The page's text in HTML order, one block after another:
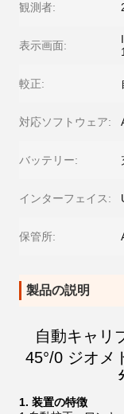
観測者:
表示画面:
較正:
対応ソフトウェア:
バッテリー:
インターフェイス:
保管所:
製品の説明
自動キャリ
45°/0 ジオメ
1. 装置の特徴